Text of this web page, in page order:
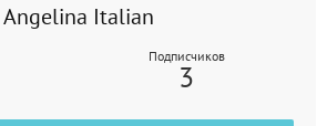
Angelina Italian
Подписчиков
3